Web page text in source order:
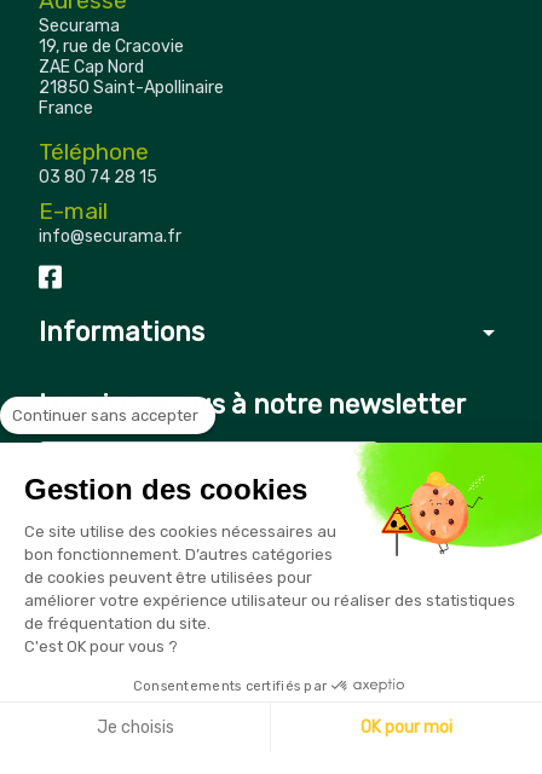
Securama
19, rue de Cracovie
ZAE Cap Nord
21850 Saint-Apollinaire
France
Téléphone
03 80 74 28 15
E-mail
info@securama.fr
Informations arrow_drop_down
Inscrivez-vous à notre newsletter
Vous pouvez vous désinscrire à tout moment en cliquant sur le
lien présent dans nos emails
Copyright © 2026 - Sécurama
Continuer sans accepter
Gestion des cookies
Ce site utilise des cookies nécessaires au
bon fonctionnement. D’autres catégories
de cookies peuvent être utilisées pour
améliorer votre expérience utilisateur ou réaliser des statistiques
de fréquentation du site.
C'est OK pour vous ?
Consentements certifiés par
Je choisis OK pour moi